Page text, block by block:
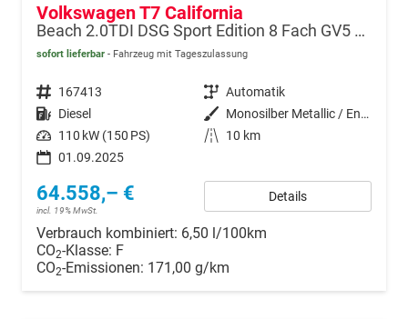
Volkswagen T7 California
Beach 2.0TDI DSG Sport Edition 8 Fach GV5 Elegance+
sofort lieferbar Fahrzeug mit Tageszulassung
Fahrzeugnr. 167413 Getriebe Automatik
Kraftstoff Diesel Außenfarbe
Monosilber Metallic / Energeticorange Metallic
Leistung 110 kW (150 PS) Kilometerstand
10 km
01.09.2025
64.558,– €
incl. 19% MwSt.
Details
Verbrauch kombiniert: 6,50 l/100km
CO2-Klasse: F
CO2-Emissionen: 171,00 g/km